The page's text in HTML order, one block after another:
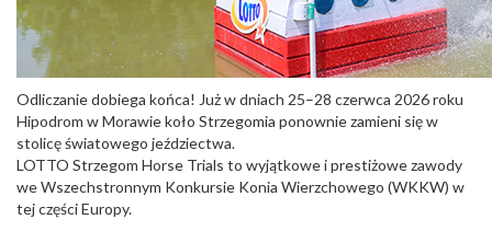
Odliczanie dobiega końca! Już w dniach 25–28 czerwca 2026 roku
Hipodrom w Morawie koło Strzegomia ponownie zamieni się w
stolicę światowego jeździectwa.
LOTTO Strzegom Horse Trials to wyjątkowe i prestiżowe zawody
we Wszechstronnym Konkursie Konia Wierzchowego (WKKW) w
tej części Europy.